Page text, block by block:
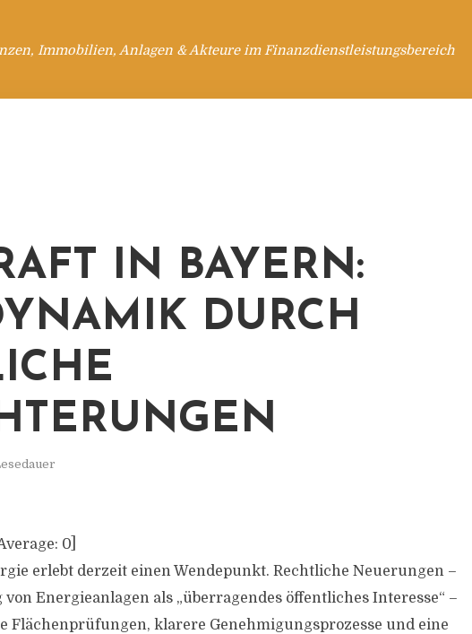
Immobilien, Anlagen & Akteure im Finanzdienstleistungsbereich
IN BAYERN:
DURCH
0
erlebt derzeit einen Wendepunkt. Rechtliche Neuerungen –
Energieanlagen als „überragendes öffentliches Interesse“ –
Flächenprüfungen, klarere Genehmigungsprozesse und eine